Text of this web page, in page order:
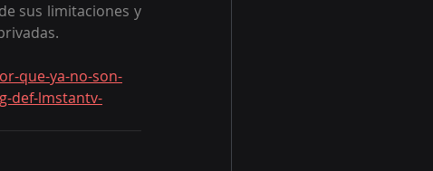
sus limitaciones y
que-ya-no-son-
def-lmstantv-